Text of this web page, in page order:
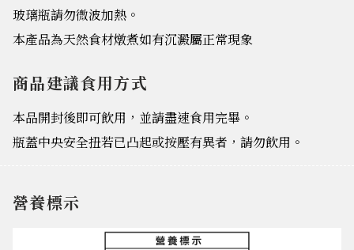
玻璃瓶請勿微波加熱。
本產品為天然食材燉煮如有沉澱屬正常現象
商品建議食用方式
本品開封後即可飲用，並請盡速食用完畢。
瓶蓋中央安全扭若已凸起或按壓有異者，請勿飲用。
營養標示